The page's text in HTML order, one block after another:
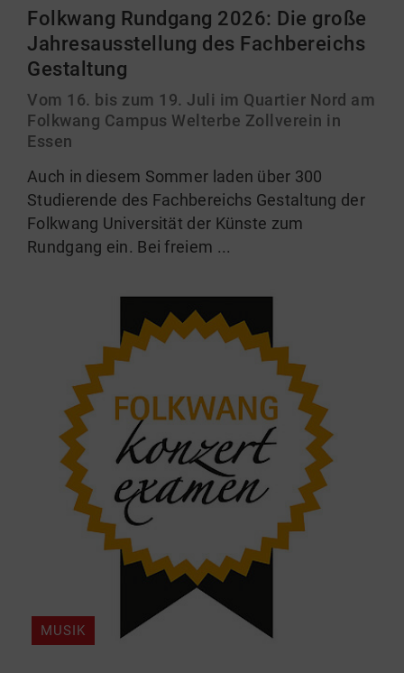
Folkwang Rundgang 2026: Die große
Jahresausstellung des Fachbereichs
Gestaltung
Vom 16. bis zum 19. Juli im Quartier Nord am
Folkwang Campus Welterbe Zollverein in
Essen
Auch in diesem Sommer laden über 300
Studierende des Fachbereichs Gestaltung der
Folkwang Universität der Künste zum
Rundgang ein. Bei freiem ...
MUSIK